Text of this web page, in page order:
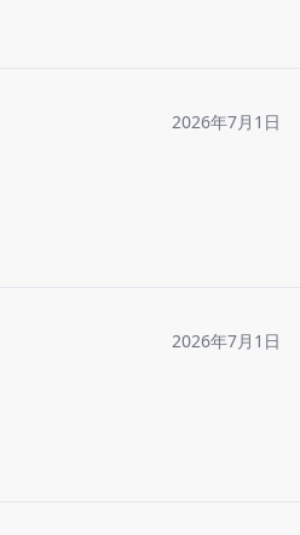
2026年7月1日
2026年7月1日